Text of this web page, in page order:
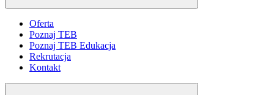
Oferta
Poznaj TEB
Poznaj TEB Edukacja
Rekrutacja
Kontakt